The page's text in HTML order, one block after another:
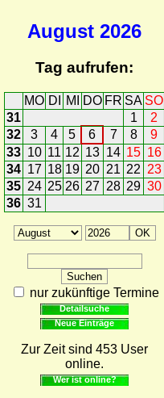
August 2026
Tag aufrufen:
MO DI MI DO FR SA SO
31
1
2
32
3 4 5 6 7 8
9
33 10 11 12 13 14 15 16
34 17 18 19 20 21 22 23
35 24 25 26 27 28 29 30
36 31
nur zukünftige Termine
Detailsuche
Neue Einträge
Zur Zeit sind 453 User
online.
Wer ist online?